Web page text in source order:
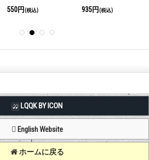
550円 (税込)
935円 (税込)
LQQK BY ICON
English Website
ホームに戻る